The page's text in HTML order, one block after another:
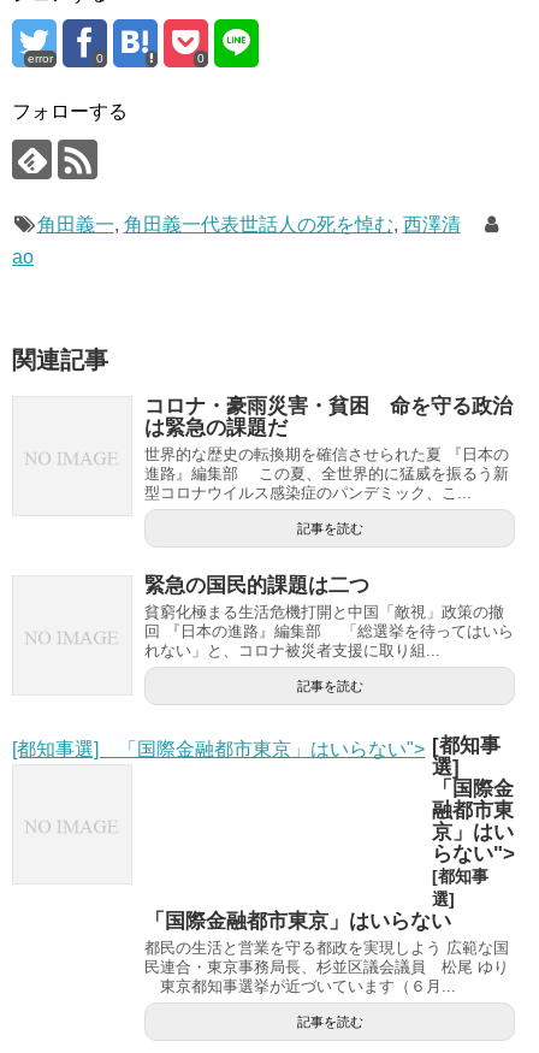
error 0 0
フォローする
角田義一, 角田義一代表世話人の死を悼む, 西澤清
ao
関連記事
コロナ・豪雨災害・貧困 命を守る政治
は緊急の課題だ
世界的な歴史の転換期を確信させられた夏 『日本の
進路』編集部 この夏、全世界的に猛威を振るう新
型コロナウイルス感染症のパンデミック、こ...
記事を読む
緊急の国民的課題は二つ
貧窮化極まる生活危機打開と中国「敵視」政策の撤
回 『日本の進路』編集部 「総選挙を待ってはいら
れない」と、コロナ被災者支援に取り組...
記事を読む
[都知事選] 「国際金融都市東京」はいらない"> [都知事
選]
「国際金
融都市東
京」はい
らない">
[都知事
選]
「国際金融都市東京」はいらない
都民の生活と営業を守る都政を実現しよう 広範な国
民連合・東京事務局長、杉並区議会議員 松尾 ゆり
東京都知事選挙が近づいています（６月...
記事を読む